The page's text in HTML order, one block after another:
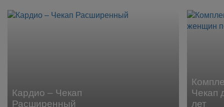
Кардио – Чекап
Расширенный
Чекап
лет